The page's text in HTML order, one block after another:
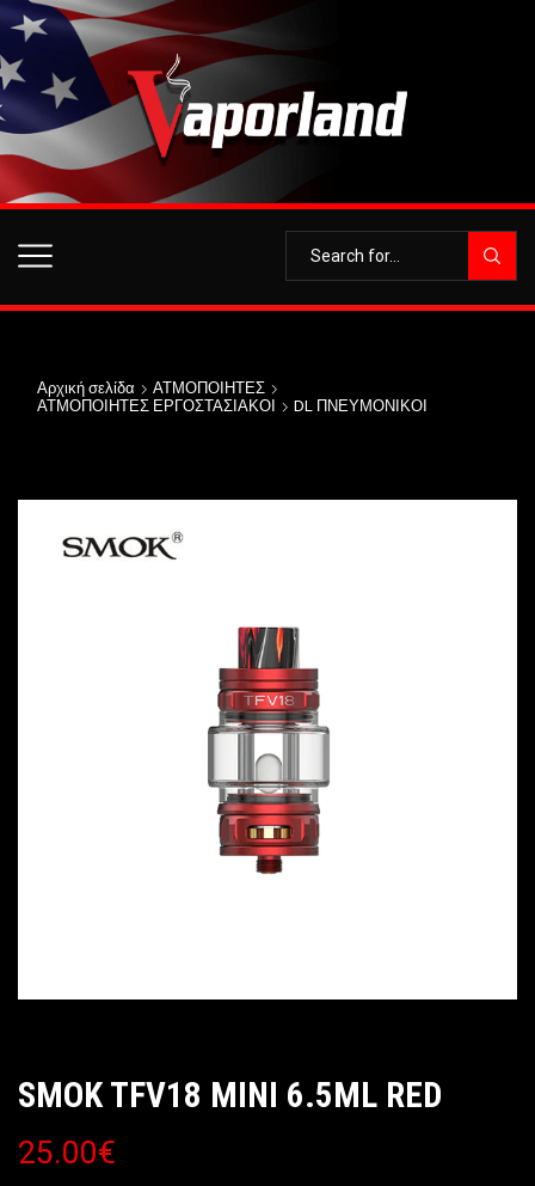
Αρχική σελίδα
ΑΤΜΟΠΟΙΗΤΕΣ
ΑΤΜΟΠΟΙΗΤΕΣ ΕΡΓΟΣΤΑΣΙΑΚΟΙ
DL ΠΝΕΥΜΟΝΙΚΟΙ
SMOK TFV18 MINI 6.5ML RED
25.00€